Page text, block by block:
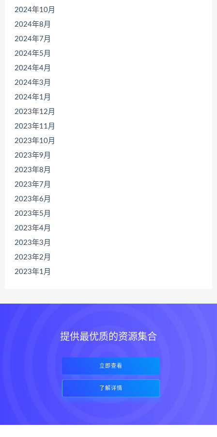
2024年10月
2024年8月
2024年7月
2024年5月
2024年4月
2024年3月
2024年1月
2023年12月
2023年11月
2023年10月
2023年9月
2023年8月
2023年7月
2023年6月
2023年5月
2023年4月
2023年3月
2023年2月
2023年1月
提供最优质的资源集合
立即查看
了解详情